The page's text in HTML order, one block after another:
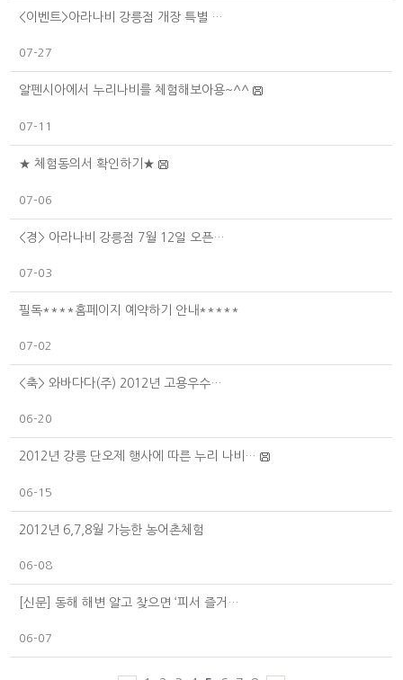
<이벤트>아라나비 강릉점 개장 특별 …
07-27
알펜시아에서 누리나비를 체험해보아용~^^
07-11
★ 체험동의서 확인하기★
07-06
<경> 아라나비 강릉점 7월 12일 오픈…
07-03
필독****홈페이지 예약하기 안내*****
07-02
<축> 와바다다(주) 2012년 고용우수…
06-20
2012년 강릉 단오제 행사에 따른 누리 나비…
06-15
2012년 6,7,8월 가능한 농어촌체험
06-08
[신문] 동해 해변 알고 찾으면 ‘피서 즐거…
06-07